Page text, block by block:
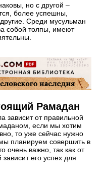
но с другой –
более успешны,
Среди мусульман
собой толпы, имеют
Рамадан
зависит от правильной
если мы хотим
то уже сейчас нужно
планируем совершить в
очень важно, так как от
его успех для